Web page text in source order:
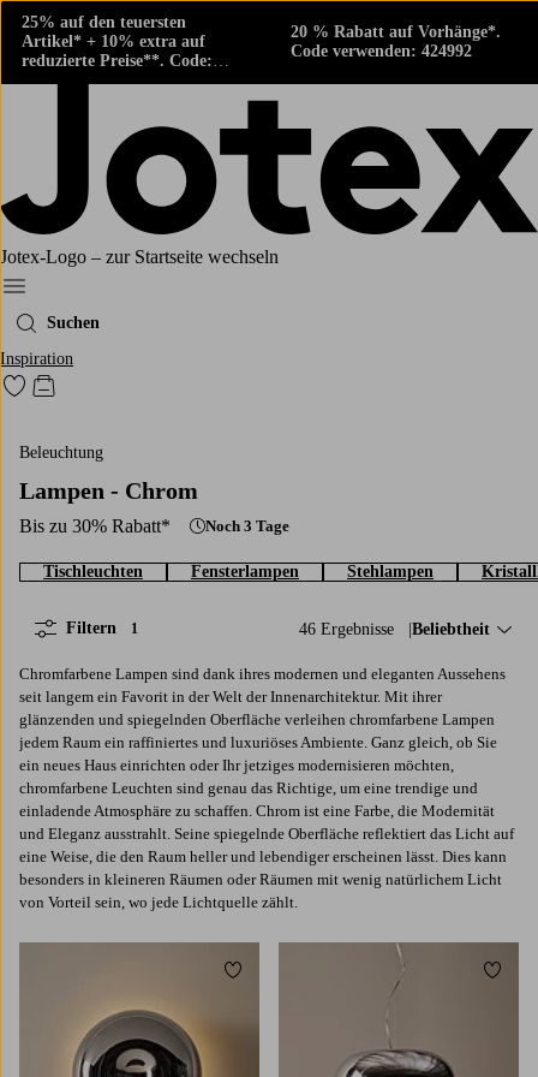
25% auf den teuersten
Artikel* + 10% extra auf
reduzierte Preise**. Code:
424882
20 % Rabatt auf Vorhänge*.
Code verwenden: 424992
Jotex-Logo – zur Startseite wechseln
Ellos‘ Menü
Suchen
Inspiration
Zu den als Favoriten markierten Produkten gehen
Zum Warenkorb
Beleuchtung
Lampen - Chrom
Bis zu 30% Rabatt* Noch 3 Tage
Tischleuchten Fensterlampen Stehlampen
46 Ergebnisse Sortieren nach:
Beliebtheit
Filtern 1
Chromfarbene Lampen sind dank ihres modernen und eleganten Aussehens
seit langem ein Favorit in der Welt der Innenarchitektur. Mit ihrer
glänzenden und spiegelnden Oberfläche verleihen chromfarbene Lampen
jedem Raum ein raffiniertes und luxuriöses Ambiente. Ganz gleich, ob Sie
ein neues Haus einrichten oder Ihr jetziges modernisieren möchten,
chromfarbene Leuchten sind genau das Richtige, um eine trendige und
einladende Atmosphäre zu schaffen. Chrom ist eine Farbe, die Modernität
und Eleganz ausstrahlt. Seine spiegelnde Oberfläche reflektiert das Licht auf
eine Weise, die den Raum heller und lebendiger erscheinen lässt. Dies kann
besonders in kleineren Räumen oder Räumen mit wenig natürlichem Licht
von Vorteil sein, wo jede Lichtquelle zählt.
Zu Favoriten hinzufügen Zu